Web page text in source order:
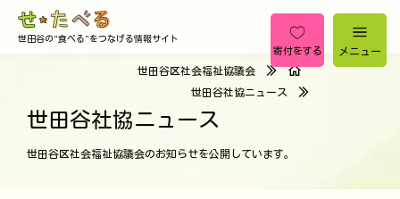
寄付をする メニュー
世田谷の"食べる"をつなげる情報サイト
世田谷区社会福祉協議会
世田谷社協ニュース
世田谷社協ニュース
世田谷区社会福祉協議会のお知らせを公開しています。